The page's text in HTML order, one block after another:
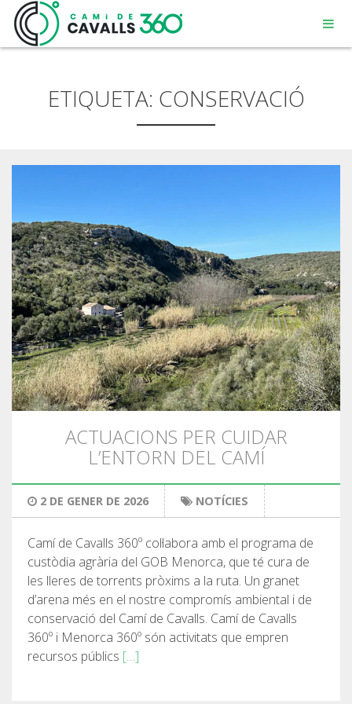
MENORCA
RECORREGUT DE 360º
SENDERISME
13 ETAPES
10 ETAPES
8 ETAPES
7 ETAPES
6 ETAPES
SELECCIÓ D’ETAPES
ETIQUETA: CONSERVACIÓ
ACTUACIONS PER CUIDAR
L’ENTORN DEL CAMÍ
2 DE GENER DE 2026 NOTÍCIES
Camí de Cavalls 360º col·labora amb el programa de
custòdia agrària del GOB Menorca, que té cura de
les lleres de torrents pròxims a la ruta. Un granet
d’arena més en el nostre compromís ambiental i de
conservació del Camí de Cavalls. Camí de Cavalls
360º i Menorca 360º són activitats que empren
recursos públics […]